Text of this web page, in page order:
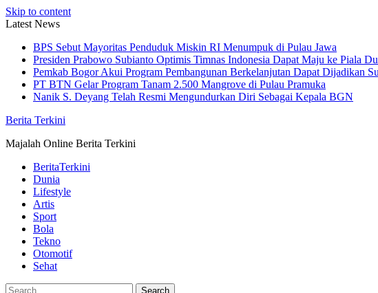
Skip to content
Latest News
BPS Sebut Mayoritas Penduduk Miskin RI Menumpuk di Pulau Jawa
Presiden Prabowo Subianto Optimis Timnas Indonesia Dapat Maju ke Piala
Pemkab Bogor Akui Program Pembangunan Berkelanjutan Dapat Dijadikan
PT BTN Gelar Program Tanam 2.500 Mangrove di Pulau Pramuka
Nanik S. Deyang Telah Resmi Mengundurkan Diri Sebagai Kepala BGN
Berita Terkini
Majalah Online Berita Terkini
BeritaTerkini
Dunia
Lifestyle
Artis
Sport
Bola
Tekno
Otomotif
Sehat